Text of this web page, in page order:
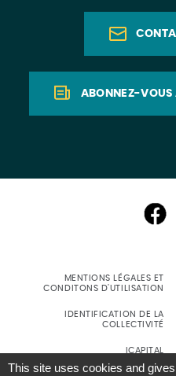
ABONNEZ-VOUS
MENTIONS LÉGALES ET
CONDITONS D'UTILISATION
IDENTIFICATION DE LA
COLLECTIVITÉ
ICAPITAL
This site uses cookies and